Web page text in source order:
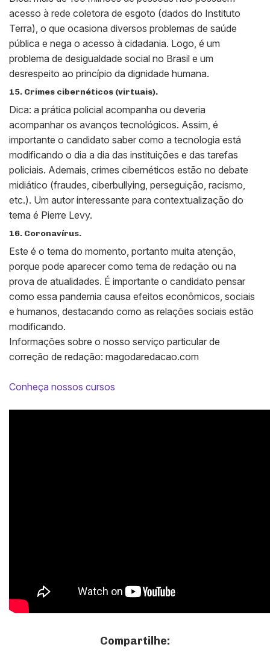
acesso à rede coletora de esgoto (dados do Instituto
Terra), o que ocasiona diversos problemas de saúde
pública e nega o acesso à cidadania. Logo, é um
problema de desigualdade social no Brasil e um
desrespeito ao princípio da dignidade humana.
15. Crimes cibernéticos (virtuais).
Dica: a prática policial acompanha ou deveria
acompanhar os avanços tecnológicos. Assim, é
importante o candidato saber como a tecnologia está
modificando o dia a dia das instituições e das tarefas
policiais. Ademais, crimes cibernéticos estão no debate
midiático (fraudes, ciberbullying, perseguição, racismo,
etc.). Um autor interessante para contextualização do
tema é Pierre Levy.
16. Coronavírus.
Este é o tema do momento, portanto muita atenção,
porque pode aparecer como tema de redação ou na
prova de atualidades. É importante o candidato pensar
como essa pandemia causa efeitos econômicos, sociais
e humanos, destacando como as relações sociais estão
modificando.
Informações sobre o nosso serviço particular de
correção de redação: magodaredacao.com
Conheça nossos cursos
Compartilhe: